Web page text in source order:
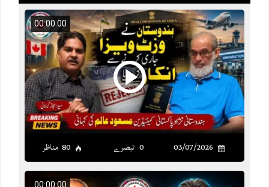
00:00:00
03/07/2026 0 تبصرے 80 مناظر
00:00:00